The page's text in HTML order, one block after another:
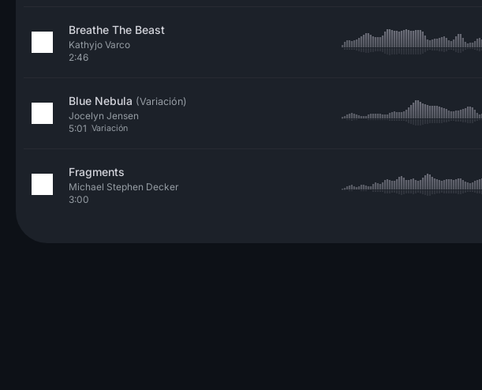
Breathe The Beast
Kathyjo Varco
2:46
Blue Nebula (Variación)
Jocelyn Jensen
5:01 Variación
Fragments
Michael Stephen Decker
3:00